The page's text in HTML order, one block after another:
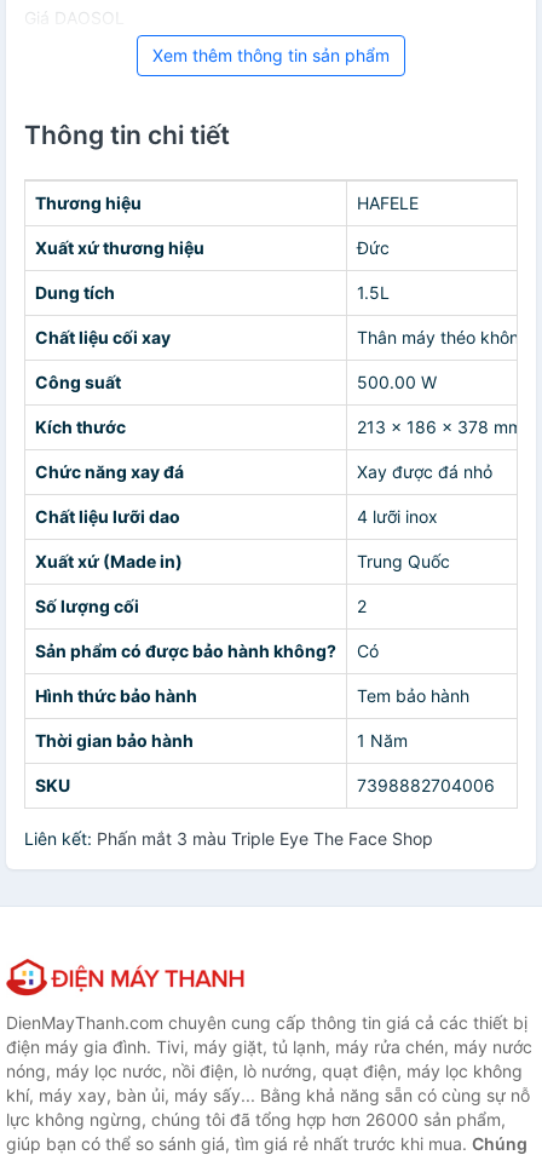
Giá DAOSOL
Xem thêm thông tin sản phẩm
Thông tin chi tiết
Thương hiệu HAFELE
Xuất xứ thương hiệu Đức
Dung tích 1.5L
Chất liệu cối xay Thân máy théo không
Công suất 500.00 W
Kích thước 213 x 186 x 378 mm
Chức năng xay đá Xay được đá nhỏ
Chất liệu lưỡi dao 4 lưỡi inox
Xuất xứ (Made in) Trung Quốc
Số lượng cối 2
Sản phẩm có được bảo hành không? Có
Hình thức bảo hành Tem bảo hành
Thời gian bảo hành 1 Năm
SKU 7398882704006
Liên kết: Phấn mắt 3 màu Triple Eye The Face Shop
DienMayThanh.com chuyên cung cấp thông tin giá cả các thiết bị
điện máy gia đình. Tivi, máy giặt, tủ lạnh, máy rửa chén, máy nước
nóng, máy lọc nước, nồi điện, lò nướng, quạt điện, máy lọc không
khí, máy xay, bàn ủi, máy sấy... Bằng khả năng sẵn có cùng sự nỗ
lực không ngừng, chúng tôi đã tổng hợp hơn 26000 sản phẩm,
giúp bạn có thể so sánh giá, tìm giá rẻ nhất trước khi mua. Chúng